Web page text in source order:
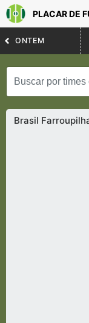
PLACAR DE
ONTEM
Brasil